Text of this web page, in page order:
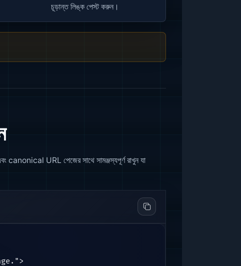
চূড়ান্ত লিঙ্ক পেস্ট করুন।
canonical URL পেজের সাথে সামঞ্জস্যপূর্ণ রাখুন যা